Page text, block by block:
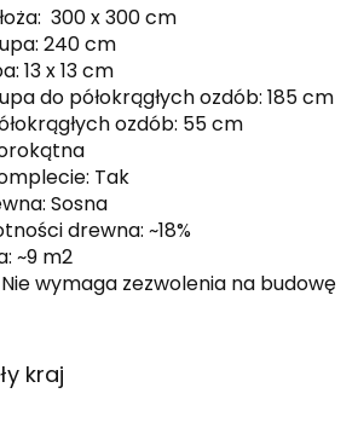
300 x 300 cm
240 cm
13 x 13 cm
do półokrągłych ozdób: 185 cm
ozdób: 55 cm
Tak
Sosna
drewna: ~18%
~9 m2
wymaga zezwolenia na budowę
kraj